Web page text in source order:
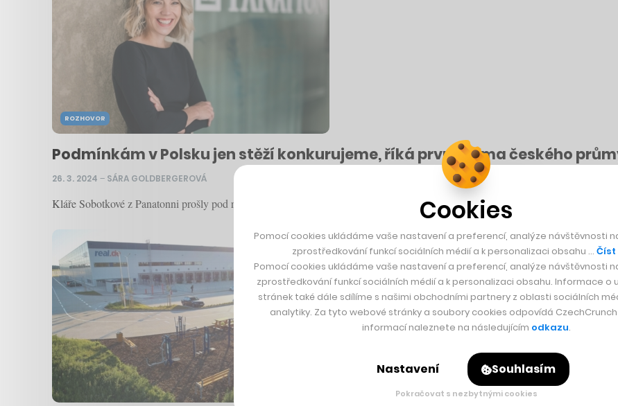
ROZHOVOR
Podmínkám v Polsku jen stěží konkurujeme, říká první dáma českého
26. 3. 2024 – SÁRA GOLDBERGEROVÁ
Kláře Sobotkové z Panatonni prošly pod rukama areály pro Amazon či Estée Lauder. Česko však prý v industriální výstavbě
Cookies
Pomocí cookies ukládáme vaše nastavení a preferencí, analýze návštěvnosti
zprostředkování funkcí sociálních médií a k personalizaci obsahu …
Pomocí cookies ukládáme vaše nastavení a preferencí, analýze návštěvnosti
zprostředkování funkcí sociálních médií a k personalizaci obsahu. Informace o
stránek také dále sdílíme s našimi obchodními partnery z oblasti sociálních
analytiky. Za tyto webové stránky a soubory cookies odpovídá CzechCrunch
informací naleznete na následujícím odkazu.
Nastavení Souhlasím
Pokračovat s nezbytnými cookies